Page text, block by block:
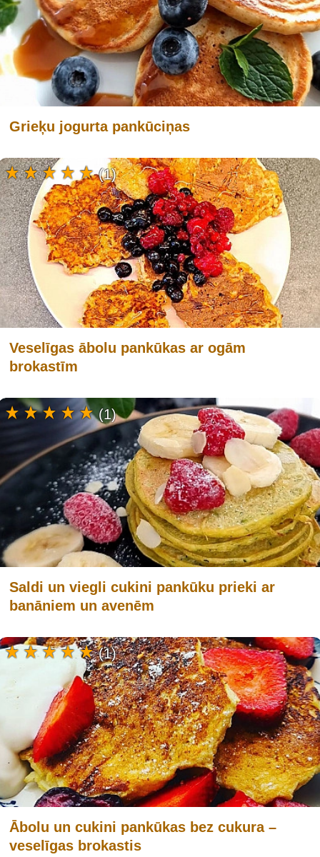
Grieķu jogurta pankūciņas
Veselīgas ābolu pankūkas ar ogām
brokastīm
(1)
Saldi un viegli cukini pankūku prieki ar
banāniem un avenēm
(1)
Ābolu un cukini pankūkas bez cukura –
veselīgas brokastis
(1)